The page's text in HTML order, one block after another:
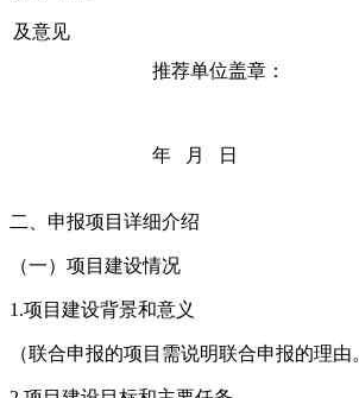
及意见
推荐单位盖章：
年 月 日
二、申报项目详细介绍
（一）项目建设情况
1.项目建设背景和意义
（联合申报的项目需说明联合申报的理由